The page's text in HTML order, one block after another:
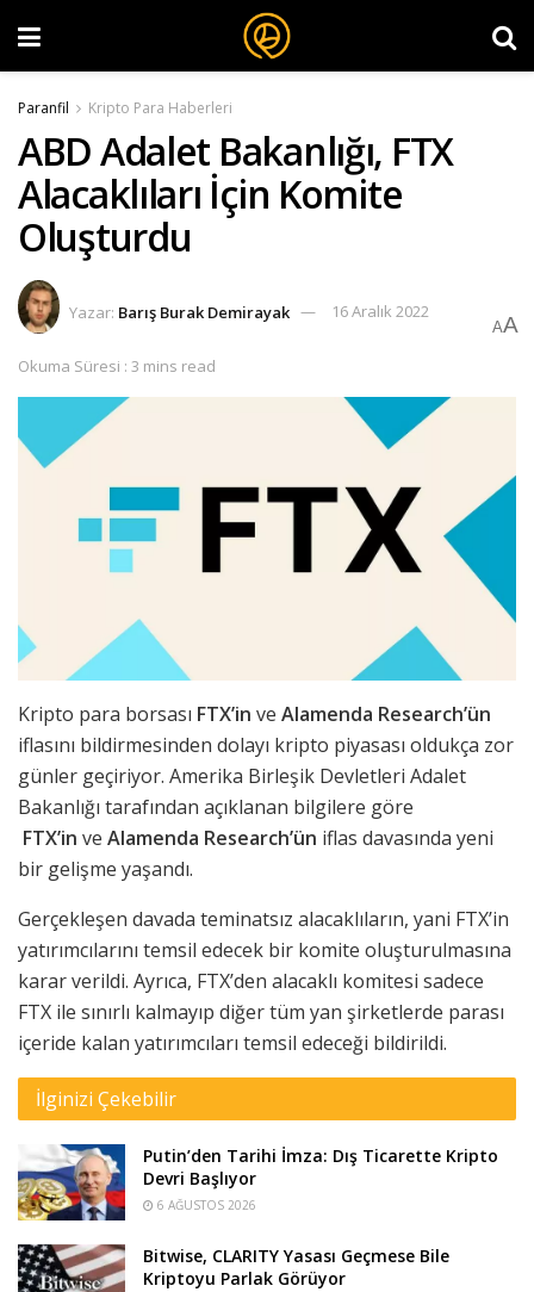
Paranfil Kripto Para Haberleri
ABD Adalet Bakanlığı, FTX
Alacaklıları İçin Komite
Oluşturdu
Yazar: Barış Burak Demirayak 16 Aralık 2022
Okuma Süresi : 3 mins read
AA
Kripto para borsası FTX’in ve Alamenda Research’ün
iflasını bildirmesinden dolayı kripto piyasası oldukça zor
günler geçiriyor. Amerika Birleşik Devletleri Adalet
Bakanlığı tarafından açıklanan bilgilere göre
FTX’in ve Alamenda Research’ün iflas davasında yeni
bir gelişme yaşandı.
Gerçekleşen davada teminatsız alacaklıların, yani FTX’in
yatırımcılarını temsil edecek bir komite oluşturulmasına
karar verildi. Ayrıca, FTX’den alacaklı komitesi sadece
FTX ile sınırlı kalmayıp diğer tüm yan şirketlerde parası
içeride kalan yatırımcıları temsil edeceği bildirildi.
İlginizi Çekebilir
Putin’den Tarihi İmza: Dış Ticarette Kripto
Devri Başlıyor
6 AĞUSTOS 2026
Bitwise, CLARITY Yasası Geçmese Bile
Kriptoyu Parlak Görüyor